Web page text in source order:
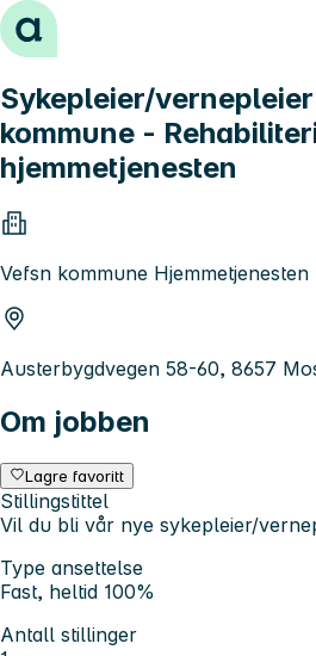
Hopp til innhold
Sykepleier/
kommune -
hjemmetjenesten
Vefsn kommune Hjemmetjenesten
Austerbygdvegen 58-60, 8657
Om jobben
Lagre favoritt
Stillingstittel
Vil du bli vår nye sykepleier/
Type ansettelse
Fast, heltid 100%
Antall stillinger